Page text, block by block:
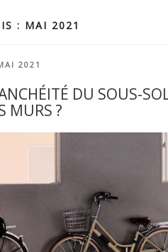
: MAI 2021
2021
DU SOUS-
MURS ?